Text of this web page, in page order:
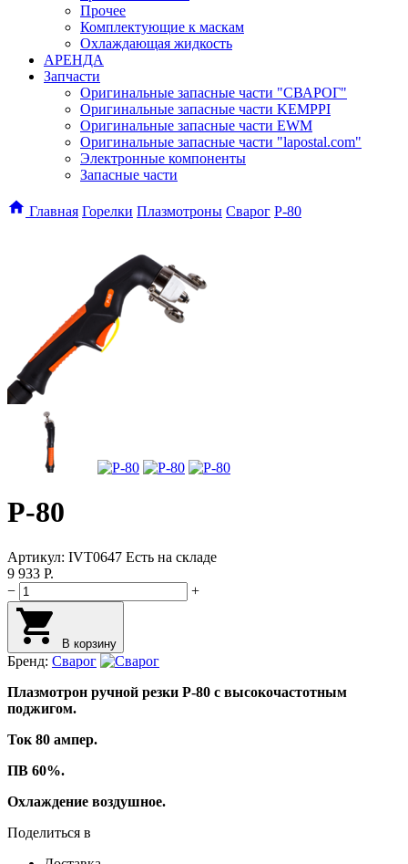
Прочее
Комплектующие к маскам
Охлаждающая жидкость
АРЕНДА
Запчасти
Оригинальные запасные части "СВАРОГ"
Оригинальные запасные части KEMPPI
Оригинальные запасные части EWM
Оригинальные запасные части "lapostal.com"
Электронные компоненты
Запасные части
Главная Горелки Плазмотроны Сварог P-80
P-80
Артикул: IVT0647 Есть на складе
9 933 Р.
−
+
В корзину
Бренд: Сварог
Плазмотрон ручной резки P-80 с высокочастотным
поджигом.
Ток 80 ампер.
ПВ 60%.
Охлаждение воздушное.
Поделиться в